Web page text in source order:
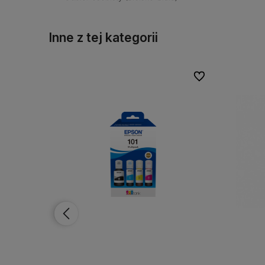
Inne z tej kategorii
Do ulubionych
Do ulubionych